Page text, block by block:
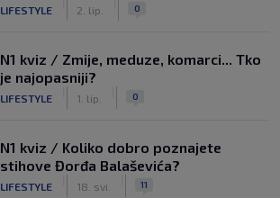
LIFESTYLE 2. lip. 0
N1 kviz / Zmije, meduze, komarci... Tko
je najopasniji?
LIFESTYLE 1. lip. 0
N1 kviz / Koliko dobro poznajete
stihove Đorđa Balaševića?
LIFESTYLE 18. svi. 11